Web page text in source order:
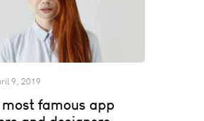
9, 2019
most famous app